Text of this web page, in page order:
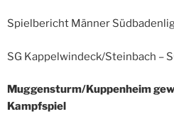
Spielbericht Männer
SG Kappelwindeck/Steinbach –
Muggensturm/Kuppenheim
Kampfspiel